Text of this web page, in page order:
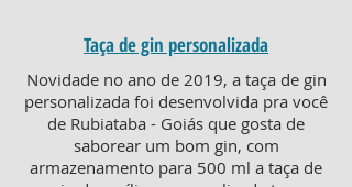
Taça de gin personalizada
Novidade no ano de 2019, a taça de gin
personalizada foi desenvolvida pra você
de Rubiataba - Goiás que gosta de
saborear um bom gin, com
armazenamento para 500 ml a taça de